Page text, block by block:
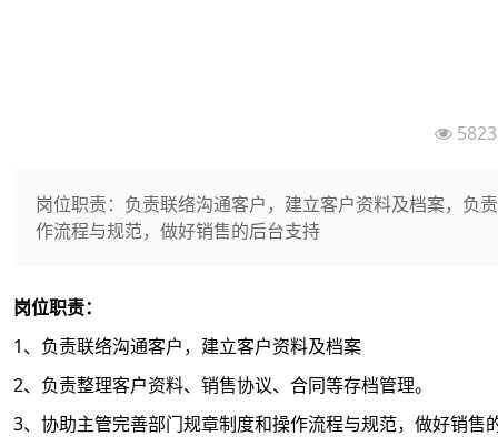
岗位职责：负责联络沟通客户，建立客户资料及档案，负
作流程与规范，做好销售的后台支持
岗位职责：
1、负责联络沟通客户，建立客户资料及档案
2、负责整理客户资料、销售协议、合同等存档管理。
3、协助主管完善部门规章制度和操作流程与规范，做好销售